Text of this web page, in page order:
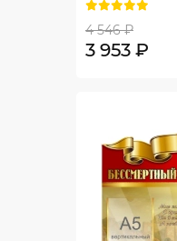
4 546 ₽
3 953 ₽